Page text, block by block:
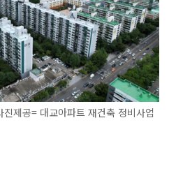
제공= 대교아파트 재건축 정비사업